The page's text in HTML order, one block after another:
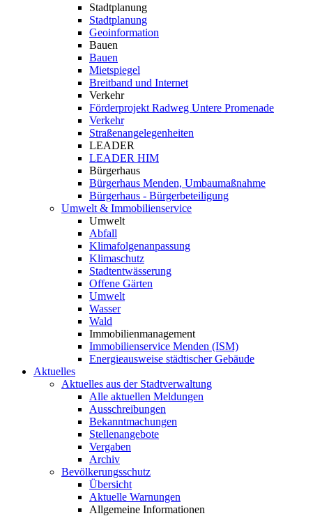
Stadtplanung
Stadtplanung
Geoinformation
Bauen
Bauen
Mietspiegel
Breitband und Internet
Verkehr
Förderprojekt Radweg Untere Promenade
Verkehr
Straßenangelegenheiten
LEADER
LEADER HIM
Bürgerhaus
Bürgerhaus Menden, Umbaumaßnahme
Bürgerhaus - Bürgerbeteiligung
Umwelt & Immobilienservice
Umwelt
Abfall
Klimafolgenanpassung
Klimaschutz
Stadtentwässerung
Offene Gärten
Umwelt
Wasser
Wald
Immobilienmanagement
Immobilienservice Menden (ISM)
Energieausweise städtischer Gebäude
Aktuelles
Aktuelles aus der Stadtverwaltung
Alle aktuellen Meldungen
Ausschreibungen
Bekanntmachungen
Stellenangebote
Vergaben
Archiv
Bevölkerungsschutz
Übersicht
Aktuelle Warnungen
Allgemeine Informationen